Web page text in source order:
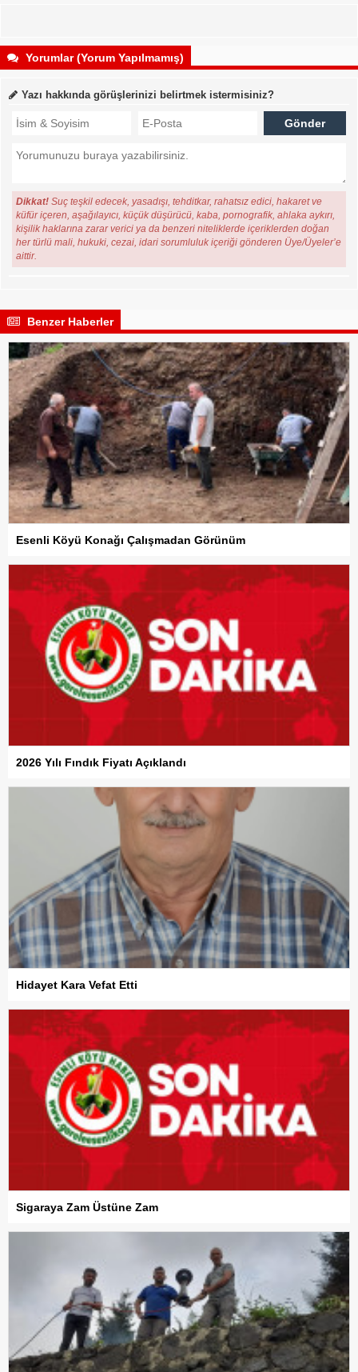
Yorumlar (Yorum Yapılmamış)
Yazı hakkında görüşlerinizi belirtmek istermisiniz?
Dikkat! Suç teşkil edecek, yasadışı, tehditkar, rahatsız edici, hakaret ve
küfür içeren, aşağılayıcı, küçük düşürücü, kaba, pornografik, ahlaka aykırı,
kişilik haklarına zarar verici ya da benzeri niteliklerde içeriklerden doğan
her türlü mali, hukuki, cezai, idari sorumluluk içeriği gönderen Üye/Üyeler’e
aittir.
Benzer Haberler
Esenli Köyü Konağı Çalışmadan Görünüm
2026 Yılı Fındık Fiyatı Açıklandı
Hidayet Kara Vefat Etti
Sigaraya Zam Üstüne Zam